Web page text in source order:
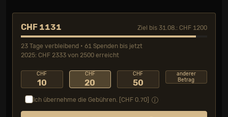
CHF 1131 Ziel bis 31.08.: CHF 1200
23 Tage verbleibend • 61 Spenden bis jetzt
2025: CHF 2333 von 2500 erreicht
CHF
10
CHF
20
CHF
50
anderer
Betrag
Ich übernehme die Gebühren. [CHF 0.70